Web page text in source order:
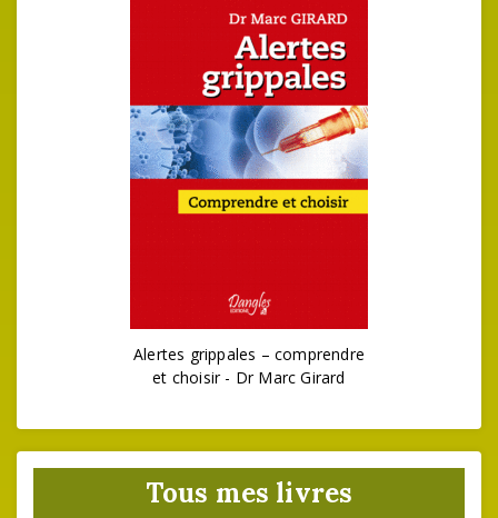
Alertes grippales – comprendre
et choisir - Dr Marc Girard
Tous mes livres